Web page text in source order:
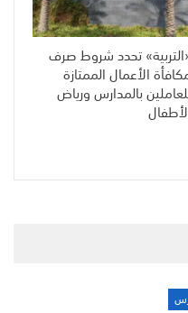
تحدد شروط صرف
الأعمال الممتازة
بالمدارس ورياض